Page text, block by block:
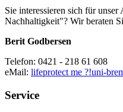
Sie interessieren sich für
Nachhaltigkeit"? Wir beraten
Berit Godbersen
Telefon: 0421 - 218 61 608
eMail: lifeprotect me ?!uni-
Service